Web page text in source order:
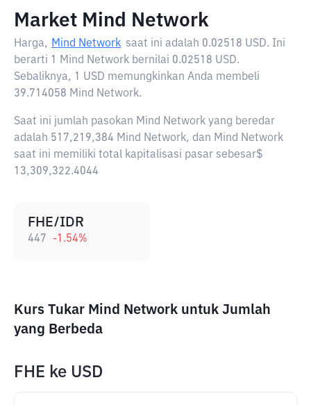
Market Mind Network
Harga, Mind Network saat ini adalah 0.02518 USD. Ini
berarti 1 Mind Network bernilai 0.02518 USD.
Sebaliknya, 1 USD memungkinkan Anda membeli
39.714058 Mind Network.
Saat ini jumlah pasokan Mind Network yang beredar
adalah 517,219,384 Mind Network, dan Mind Network
saat ini memiliki total kapitalisasi pasar sebesar$
13,309,322.4044
FHE/IDR
447 -1.54%
Kurs Tukar Mind Network untuk Jumlah
yang Berbeda
FHE ke USD